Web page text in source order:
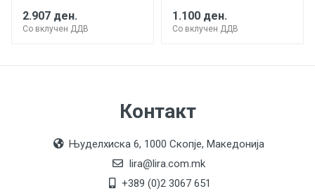
2.907 ден.
Со вклучен ДДВ
1.100 ден.
Со вклучен ДДВ
Контакт
Њуделхиска 6, 1000 Скопје, Македонија
lira@lira.com.mk
+389 (0)2 3067 651